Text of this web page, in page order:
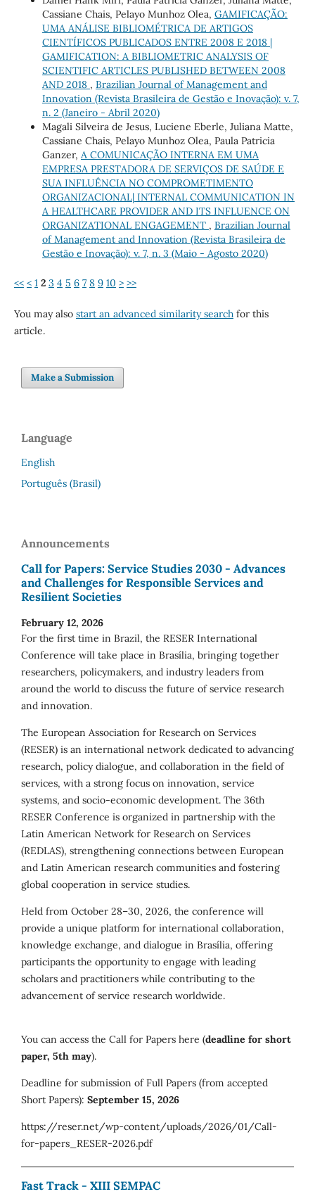
Cassiane Chais, Pelayo Munhoz Olea, GAMIFICAÇÃO:
UMA ANÁLISE BIBLIOMÉTRICA DE ARTIGOS
CIENTÍFICOS PUBLICADOS ENTRE 2008 E 2018 |
GAMIFICATION: A BIBLIOMETRIC ANALYSIS OF
SCIENTIFIC ARTICLES PUBLISHED BETWEEN 2008
AND 2018 , Brazilian Journal of Management and
Innovation (Revista Brasileira de Gestão e Inovação): v. 7,
n. 2 (Janeiro - Abril 2020)
Magali Silveira de Jesus, Luciene Eberle, Juliana Matte,
Cassiane Chais, Pelayo Munhoz Olea, Paula Patricia
Ganzer, A COMUNICAÇÃO INTERNA EM UMA
EMPRESA PRESTADORA DE SERVIÇOS DE SAÚDE E
SUA INFLUÊNCIA NO COMPROMETIMENTO
ORGANIZACIONAL| INTERNAL COMMUNICATION IN
A HEALTHCARE PROVIDER AND ITS INFLUENCE ON
ORGANIZATIONAL ENGAGEMENT , Brazilian Journal
of Management and Innovation (Revista Brasileira de
Gestão e Inovação): v. 7, n. 3 (Maio - Agosto 2020)
<< < 1 2 3 4 5 6 7 8 9 10 > >>
You may also start an advanced similarity searchfor this
article.
Make a Submission
Language
English
Português (Brasil)
Announcements
Call for Papers: Service Studies 2030 - Advances
and Challenges for Responsible Services and
Resilient Societies
February 12, 2026
For the first time in Brazil, the RESER International
Conference will take place in Brasília, bringing together
researchers, policymakers, and industry leaders from
around the world to discuss the future of service research
and innovation.
The European Association for Research on Services
(RESER) is an international network dedicated to advancing
research, policy dialogue, and collaboration in the field of
services, with a strong focus on innovation, service
systems, and socio-economic development. The 36th
RESER Conference is organized in partnership with the
Latin American Network for Research on Services
(REDLAS), strengthening connections between European
and Latin American research communities and fostering
global cooperation in service studies.
Held from October 28–30, 2026, the conference will
provide a unique platform for international collaboration,
knowledge exchange, and dialogue in Brasília, offering
participants the opportunity to engage with leading
scholars and practitioners while contributing to the
advancement of service research worldwide.
You can access the Call for Papers here (deadline for short
paper, 5th may).
Deadline for submission of Full Papers (from accepted
Short Papers): September 15, 2026
https://reser.net/wp-content/uploads/2026/01/Call-
for-papers_RESER-2026.pdf
Fast Track - XIII SEMPAC